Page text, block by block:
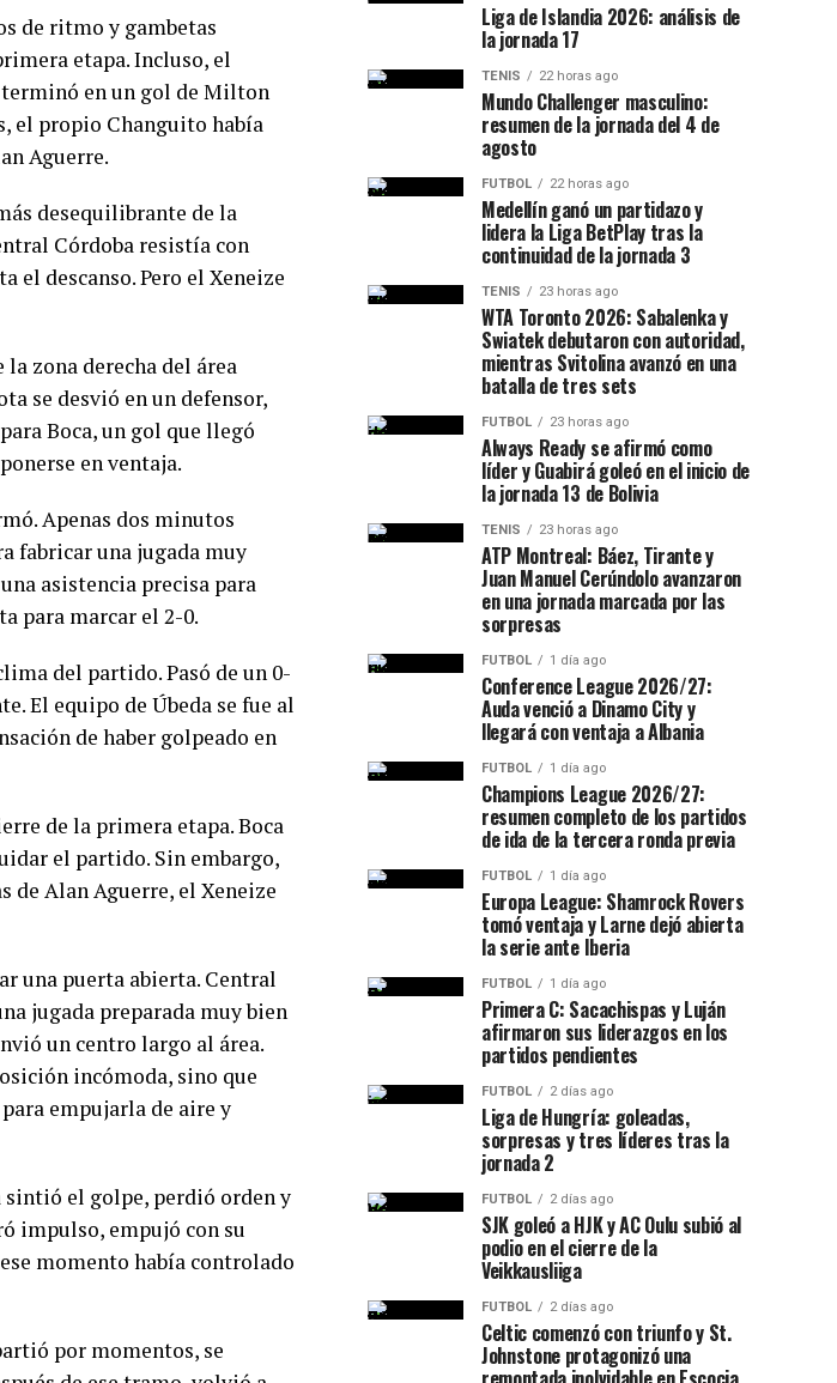
de ritmo y gambetas
etapa. Incluso, el
en un gol de Milton
el propio Changuito había
Aguerre.
desequilibrante de la
Córdoba resistía con
el descanso. Pero el Xeneize
zona derecha del área
se desvió en un defensor,
Boca, un gol que llegó
en ventaja.
Apenas dos minutos
fabricar una jugada muy
asistencia precisa para
para marcar el 2-0.
del partido. Pasó de un 0-
El equipo de Úbeda se fue al
de haber golpeado en
de la primera etapa. Boca
el partido. Sin embargo,
de Alan Aguerre, el Xeneize
una puerta abierta. Central
jugada preparada muy bien
un centro largo al área.
incómoda, sino que
empujarla de aire y
el golpe, perdió orden y
impulso, empujó con su
momento había controlado
por momentos, se
Liga de Islandia 2026: análisis de
la jornada 17
TENIS 22 horas ago
Mundo Challenger masculino:
resumen de la jornada del 4 de
agosto
FUTBOL 22 horas ago
Medellín ganó un partidazo y
lidera la Liga BetPlay tras la
continuidad de la jornada 3
TENIS 23 horas ago
WTA Toronto 2026: Sabalenka y
Swiatek debutaron con autoridad,
mientras Svitolina avanzó en una
batalla de tres sets
FUTBOL 23 horas ago
Always Ready se afirmó como
líder y Guabirá goleó en el inicio de
la jornada 13 de Bolivia
TENIS 23 horas ago
ATP Montreal: Báez, Tirante y
Juan Manuel Cerúndolo avanzaron
en una jornada marcada por las
sorpresas
FUTBOL 1 día ago
Conference League 2026/27:
Auda venció a Dinamo City y
llegará con ventaja a Albania
FUTBOL 1 día ago
Champions League 2026/27:
resumen completo de los partidos
de ida de la tercera ronda previa
FUTBOL 1 día ago
Europa League: Shamrock Rovers
tomó ventaja y Larne dejó abierta
la serie ante Iberia
FUTBOL 1 día ago
Primera C: Sacachispas y Luján
afirmaron sus liderazgos en los
partidos pendientes
FUTBOL 2 días ago
Liga de Hungría: goleadas,
sorpresas y tres líderes tras la
jornada 2
FUTBOL 2 días ago
SJK goleó a HJK y AC Oulu subió al
podio en el cierre de la
Veikkausliiga
FUTBOL 2 días ago
Celtic comenzó con triunfo y St.
Johnstone protagonizó una